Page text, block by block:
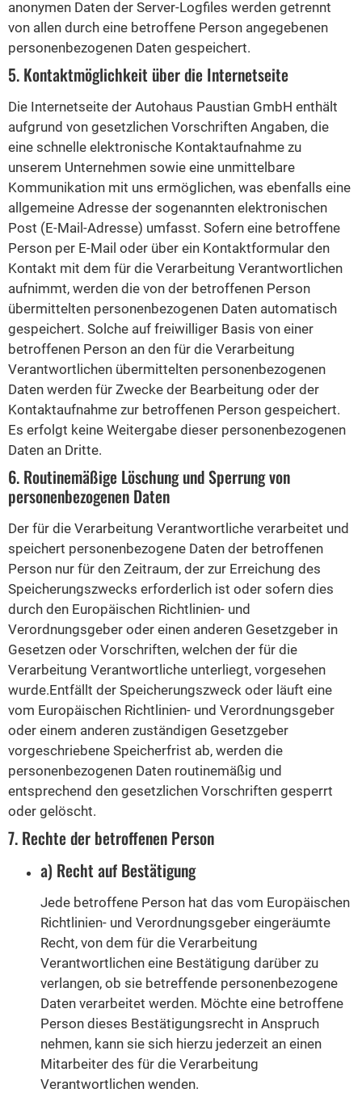
anonymen Daten der Server-Logfiles werden getrennt
von allen durch eine betroffene Person angegebenen
personenbezogenen Daten gespeichert.
5. Kontaktmöglichkeit über die Internetseite
Die Internetseite der Autohaus Paustian GmbH enthält
aufgrund von gesetzlichen Vorschriften Angaben, die
eine schnelle elektronische Kontaktaufnahme zu
unserem Unternehmen sowie eine unmittelbare
Kommunikation mit uns ermöglichen, was ebenfalls eine
allgemeine Adresse der sogenannten elektronischen
Post (E-Mail-Adresse) umfasst. Sofern eine betroffene
Person per E-Mail oder über ein Kontaktformular den
Kontakt mit dem für die Verarbeitung Verantwortlichen
aufnimmt, werden die von der betroffenen Person
übermittelten personenbezogenen Daten automatisch
gespeichert. Solche auf freiwilliger Basis von einer
betroffenen Person an den für die Verarbeitung
Verantwortlichen übermittelten personenbezogenen
Daten werden für Zwecke der Bearbeitung oder der
Kontaktaufnahme zur betroffenen Person gespeichert.
Es erfolgt keine Weitergabe dieser personenbezogenen
Daten an Dritte.
6. Routinemäßige Löschung und Sperrung von
personenbezogenen Daten
Der für die Verarbeitung Verantwortliche verarbeitet und
speichert personenbezogene Daten der betroffenen
Person nur für den Zeitraum, der zur Erreichung des
Speicherungszwecks erforderlich ist oder sofern dies
durch den Europäischen Richtlinien- und
Verordnungsgeber oder einen anderen Gesetzgeber in
Gesetzen oder Vorschriften, welchen der für die
Verarbeitung Verantwortliche unterliegt, vorgesehen
wurde.Entfällt der Speicherungszweck oder läuft eine
vom Europäischen Richtlinien- und Verordnungsgeber
oder einem anderen zuständigen Gesetzgeber
vorgeschriebene Speicherfrist ab, werden die
personenbezogenen Daten routinemäßig und
entsprechend den gesetzlichen Vorschriften gesperrt
oder gelöscht.
7. Rechte der betroffenen Person
a) Recht auf Bestätigung
Jede betroffene Person hat das vom Europäischen
Richtlinien- und Verordnungsgeber eingeräumte
Recht, von dem für die Verarbeitung
Verantwortlichen eine Bestätigung darüber zu
verlangen, ob sie betreffende personenbezogene
Daten verarbeitet werden. Möchte eine betroffene
Person dieses Bestätigungsrecht in Anspruch
nehmen, kann sie sich hierzu jederzeit an einen
Mitarbeiter des für die Verarbeitung
Verantwortlichen wenden.